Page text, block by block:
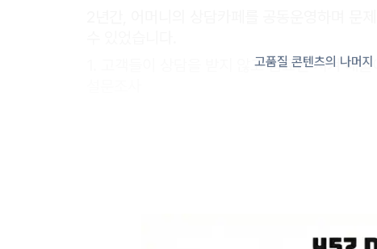
1. 고객들이 상담을 받지 않고 음료만 시켜 매
고품질 콘텐츠의 나머